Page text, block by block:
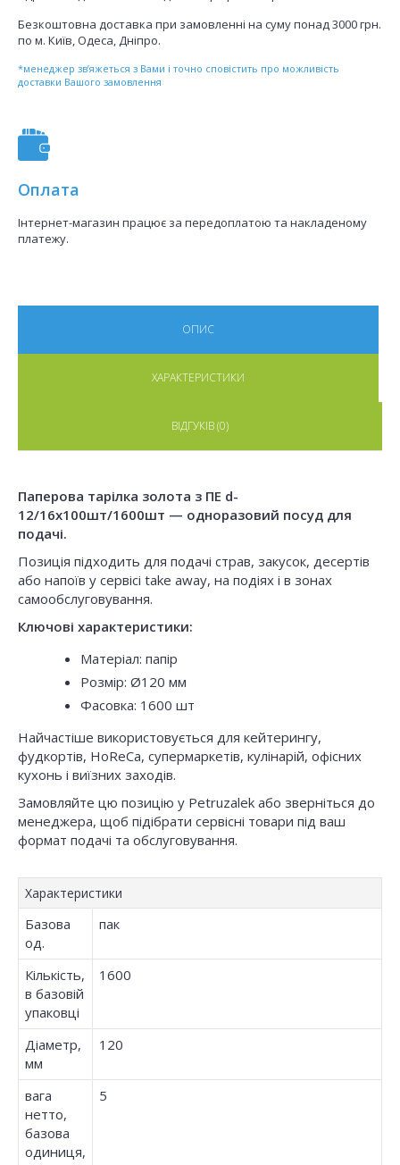
Безкоштовна доставка при замовленні на суму понад 3000 грн.
по м. Київ, Одеса, Дніпро.
*менеджер зв’яжеться з Вами і точно сповістить про можливість
доставки Вашого замовлення
Оплата
Інтернет-магазин працює за передоплатою та накладеному
платежу.
ОПИС
ХАРАКТЕРИСТИКИ
ВІДГУКІВ (0)
Паперова тарілка золота з ПЕ d-
12/16x100шт/1600шт — одноразовий посуд для
подачі.
Позиція підходить для подачі страв, закусок, десертів
або напоїв у сервісі take away, на подіях і в зонах
самообслуговування.
Ключові характеристики:
Матеріал: папір
Розмір: Ø120 мм
Фасовка: 1600 шт
Найчастіше використовується для кейтерингу,
фудкортів, HoReCa, супермаркетів, кулінарій, офісних
кухонь і виїзних заходів.
Замовляйте цю позицію у Petruzalek або зверніться до
менеджера, щоб підібрати сервісні товари під ваш
формат подачі та обслуговування.
Характеристики
Базова
од.
пак
Кількість,
в базовій
упаковці
1600
Діаметр,
мм
120
вага
нетто,
базова
одиниця,
5